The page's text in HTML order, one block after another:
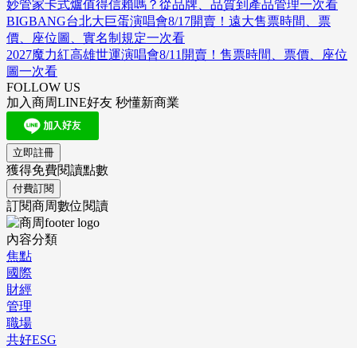
妙管家卡式爐值得信賴嗎？從品牌、品質到產品管理一次看
BIGBANG台北大巨蛋演唱會8/17開賣！遠大售票時間、票
價、座位圖、實名制規定一次看
2027魔力紅高雄世運演唱會8/11開賣！售票時間、票價、座位
圖一次看
FOLLOW US
加入商周LINE好友 秒懂新商業
立即註冊
獲得免費閱讀點數
付費訂閱
訂閱商周數位閱讀
內容分類
焦點
國際
財經
管理
職場
共好ESG